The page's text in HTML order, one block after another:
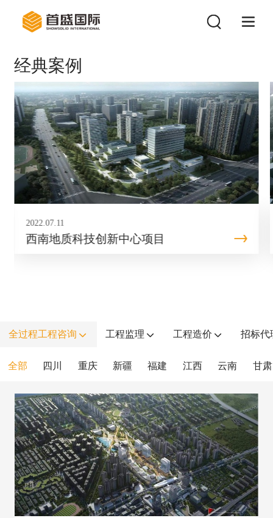
经典案例
2022.07.11
西南地质科技创新中心项目
全过程工程咨询 工程监理 工程造价 招标代
全部 四川 重庆 新疆 福建 江西 云南 甘肃